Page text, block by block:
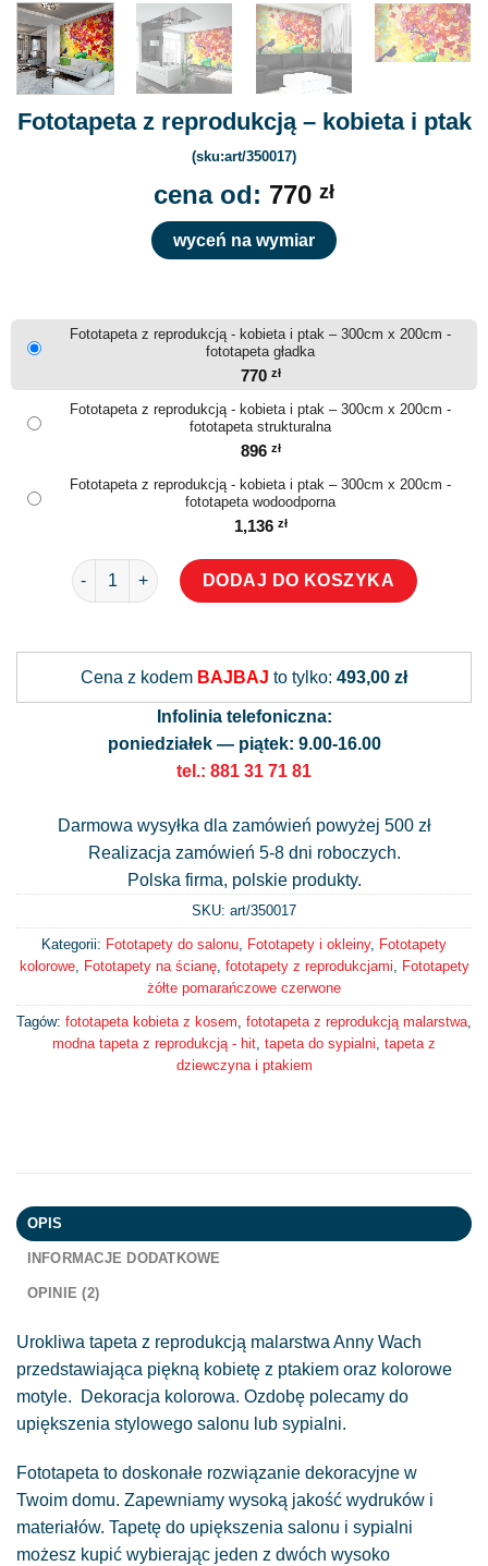
Fototapeta z reprodukcją – kobieta i ptak
(sku:art/350017)
cena od: 770 zł
wyceń na wymiar
Fototapeta z reprodukcją - kobieta i ptak – 300cm x 200cm -
fototapeta gładka
770 zł
Fototapeta z reprodukcją - kobieta i ptak – 300cm x 200cm -
fototapeta strukturalna
896 zł
Fototapeta z reprodukcją - kobieta i ptak – 300cm x 200cm -
fototapeta wodoodporna
1,136 zł
ilość Fototapeta z reprodukcją - kobieta i ptak
DODAJ DO KOSZYKA
Cena z kodem BAJBAJ to tylko: 493,00 zł
Infolinia telefoniczna:
poniedziałek — piątek: 9.00-16.00
tel.: 881 31 71 81
Darmowa wysyłka dla zamówień powyżej 500 zł
Realizacja zamówień 5-8 dni roboczych.
Polska firma, polskie produkty.
SKU: art/350017
Kategorii: Fototapety do salonu Fototapety i okleiny, Fototapety
kolorowe, Fototapety na ścianę, fototapety z reprodukcjami
Fototapety
żółte pomarańczowe czerwone
Tagów: fototapeta kobieta z kosem fototapeta z reprodukcją malarstwa
modna tapeta z reprodukcją - hit tapeta do sypialni tapeta z
dziewczyna i ptakiem
OPIS
INFORMACJE DODATKOWE
OPINIE (2)
Urokliwa tapeta z reprodukcją malarstwa Anny Wach
przedstawiająca piękną kobietę z ptakiem oraz kolorowe
motyle. Dekoracja kolorowa. Ozdobę polecamy do
upiększenia stylowego salonu lub sypialni.
Fototapeta to doskonałe rozwiązanie dekoracyjne w
Twoim domu. Zapewniamy wysoką jakość wydruków i
materiałów. Tapetę do upiększenia salonu i sypialni
możesz kupić wybierając jeden z dwóch wysoko